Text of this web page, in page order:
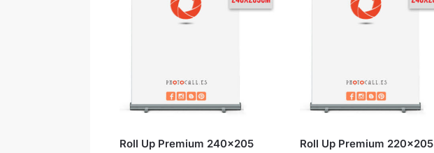
Roll Up Premium 240×205 Roll Up Premium 220×205